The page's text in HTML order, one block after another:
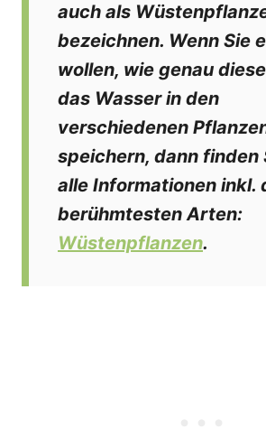
auch als
bezeichnen. Wenn Sie
wollen, wie genau
das Wasser in den
verschiedenen
speichern, dann finden
alle Informationen inkl.
berühmtesten Arten:
Wüstenpflanzen.